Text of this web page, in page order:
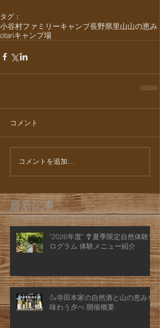
タグ：
小谷村ファミリーキャンプ長野県里山山の恵み
otariキャンプ場
コメント
コメントを追加…
最新記事
"2026年度" 🎐夏季限定自然体験プ
ログラム 体験メニュー紹介
🍶寺田本家の自然酒と山の恵みを
味わう夕べ 開催概要